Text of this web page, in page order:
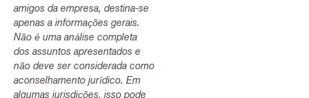
amigos da empresa, destina-se
apenas a informações gerais.
Não é uma análise completa
dos assuntos apresentados e
não deve ser considerada como
aconselhamento jurídico. Em
algumas jurisdições, isso pode